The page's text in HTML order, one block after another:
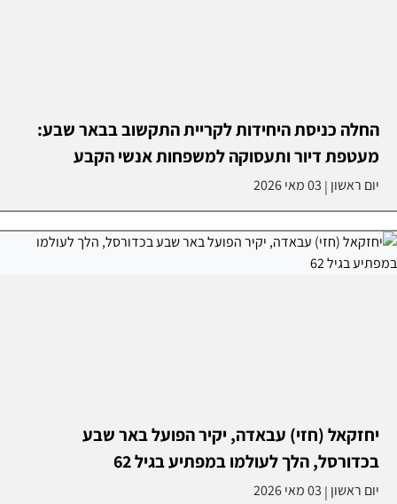
החלה כניסת היחידות לקריית התקשוב בבאר שבע:
מעטפת דיור ותעסוקה למשפחות אנשי הקבע
יום ראשון | 03 מאי 2026
יחזקאל (חזי) עבאדה, יקיר הפועל באר שבע
בכדורסל, הלך לעולמו במפתיע בגיל 62
יום ראשון | 03 מאי 2026